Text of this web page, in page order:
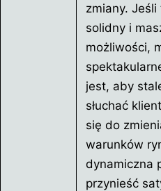
zmiany. Jeśli
solidny i
możliwości,
jest, aby
słuchać
się do
warunków
dynamiczna
przynieść